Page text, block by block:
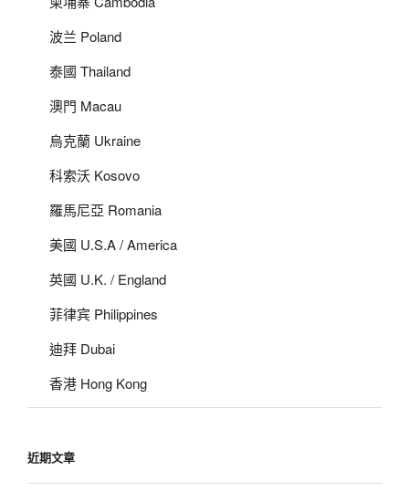
波兰 Poland
泰國 Thailand
澳門 Macau
烏克蘭 Ukraine
科索沃 Kosovo
羅馬尼亞 Romania
美國 U.S.A / America
英國 U.K. / England
菲律宾 Philippines
迪拜 Dubai
香港 Hong Kong
近期文章